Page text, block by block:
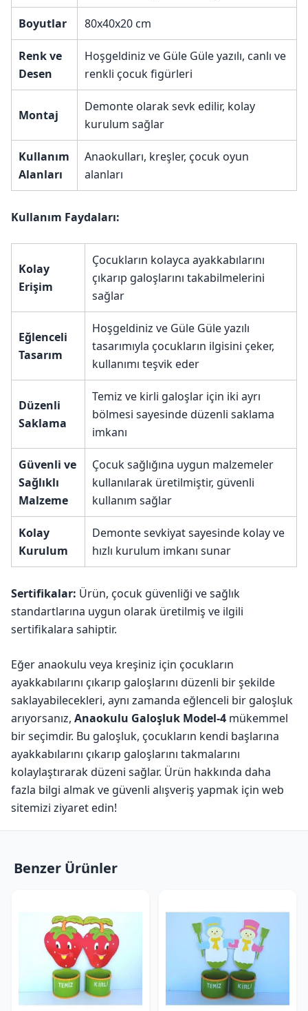
Boyutlar 80x40x20 cm
Renk ve
Desen
Hoşgeldiniz ve Güle Güle yazılı, canlı ve
renkli çocuk figürleri
Montaj
Demonte olarak sevk edilir, kolay
kurulum sağlar
Kullanım
Alanları
Anaokulları, kreşler, çocuk oyun
alanları
Kullanım Faydaları:
Kolay
Erişim
Çocukların kolayca ayakkabılarını
çıkarıp galoşlarını takabilmelerini
sağlar
Eğlenceli
Tasarım
Hoşgeldiniz ve Güle Güle yazılı
tasarımıyla çocukların ilgisini çeker,
kullanımı teşvik eder
Düzenli
Saklama
Temiz ve kirli galoşlar için iki ayrı
bölmesi sayesinde düzenli saklama
imkanı
Güvenli ve
Sağlıklı
Malzeme
Çocuk sağlığına uygun malzemeler
kullanılarak üretilmiştir, güvenli
kullanım sağlar
Kolay
Kurulum
Demonte sevkiyat sayesinde kolay ve
hızlı kurulum imkanı sunar
Sertifikalar: Ürün, çocuk güvenliği ve sağlık
standartlarına uygun olarak üretilmiş ve ilgili
sertifikalara sahiptir.
Eğer anaokulu veya kreşiniz için çocukların
ayakkabılarını çıkarıp galoşlarını düzenli bir şekilde
saklayabilecekleri, aynı zamanda eğlenceli bir galoşluk
arıyorsanız, Anaokulu Galoşluk Model-4 mükemmel
bir seçimdir. Bu galoşluk, çocukların kendi başlarına
ayakkabılarını çıkarıp galoşlarını takmalarını
kolaylaştırarak düzeni sağlar. Ürün hakkında daha
fazla bilgi almak ve güvenli alışveriş yapmak için web
sitemizi ziyaret edin!
Benzer Ürünler